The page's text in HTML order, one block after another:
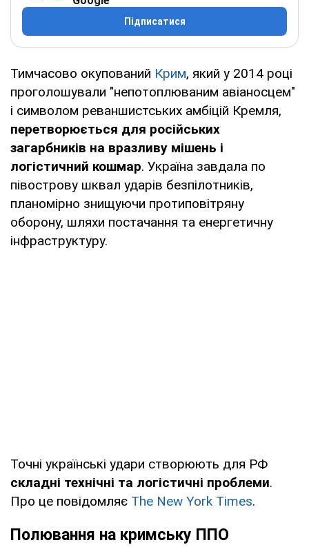
Підписатися
Тимчасово окупований Крим, який у 2014 році
проголошували "непотоплюваним авіаносцем"
і символом реваншистських амбіцій Кремля,
перетворюється для російських
загарбників на вразливу мішень і
логістичний кошмар. Україна завдала по
півострову шквал ударів безпілотників,
планомірно знищуючи протиповітряну
оборону, шляхи постачання та енергетичну
інфраструктуру.
Точні українські удари створюють для РФ
складні технічні та логістичні проблеми.
Про це повідомляє The New York Times.
Полювання на кримську ППО